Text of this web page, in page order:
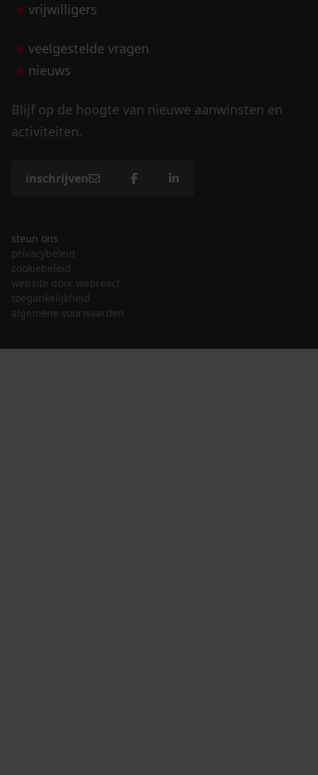
vrijwilligers
veelgestelde vragen
nieuws
Blijf op de hoogte van nieuwe aanwinsten en
activiteiten.
inschrijven
steun ons
privacybeleid
cookiebeleid
website door webreact
toegankelijkheid
algemene voorwaarden